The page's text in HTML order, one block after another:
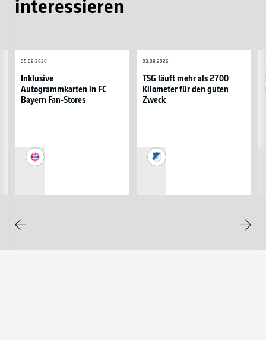
interessieren
Inklusive
Autogrammkarten in FC
Bayern Fan-Stores
05.08.2026
FC
Bayern
FC
Bayern
TSG läuft mehr als 2700
Kilometer für den guten
Zweck
03.08.2026
TSG
1899
mehr
als
2700
guten
Zweck